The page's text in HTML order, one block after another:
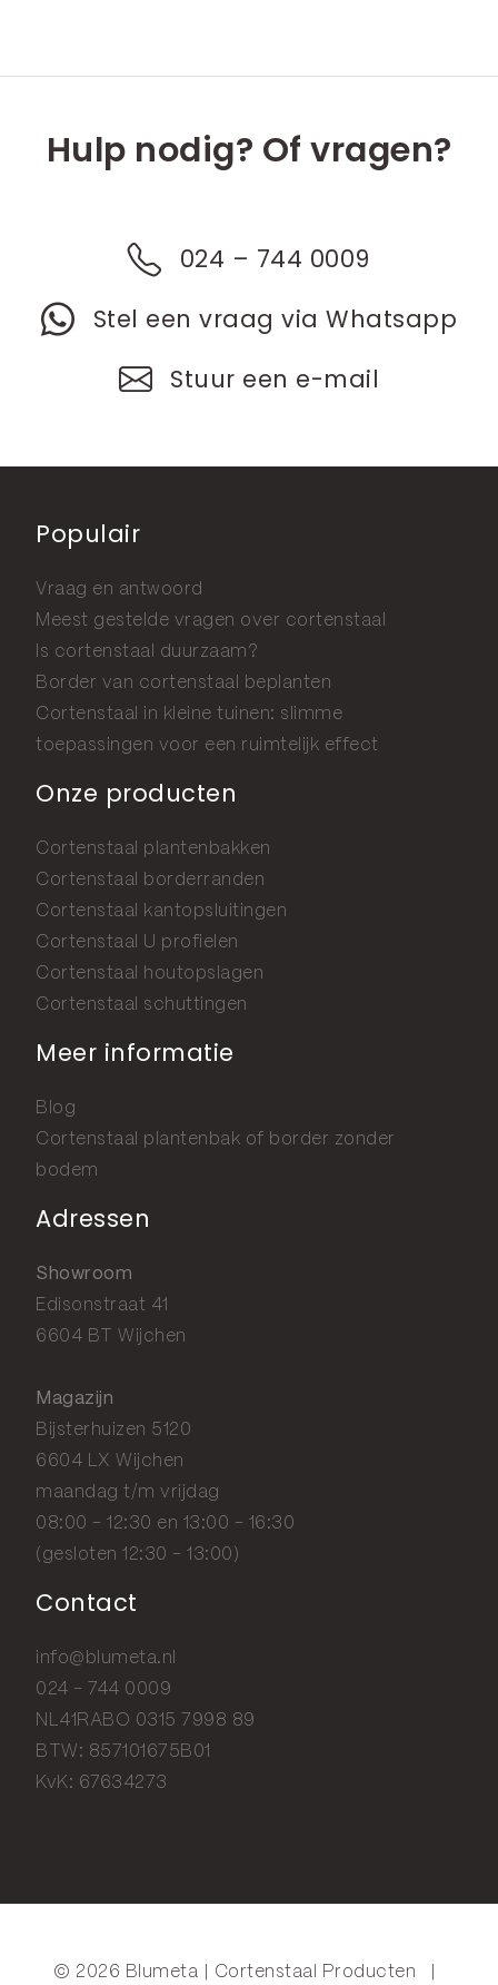
Hulp nodig? Of vragen?
024 – 744 0009
Stel een vraag via Whatsapp
Stuur een e-mail
Populair
Vraag en antwoord
Meest gestelde vragen over cortenstaal
Is cortenstaal duurzaam?
Border van cortenstaal beplanten
Cortenstaal in kleine tuinen: slimme
toepassingen voor een ruimtelijk effect
Onze producten
Cortenstaal plantenbakken
Cortenstaal borderranden
Cortenstaal kantopsluitingen
Cortenstaal U profielen
Cortenstaal houtopslagen
Cortenstaal schuttingen
Meer informatie
Blog
Cortenstaal plantenbak of border zonder
bodem
Adressen
Showroom
Edisonstraat 41
6604 BT Wijchen
Magazijn
Bijsterhuizen 5120
6604 LX Wijchen
maandag t/m vrijdag
08:00 - 12:30 en 13:00 - 16:30
(gesloten 12:30 - 13:00)
Contact
info@blumeta.nl
024 - 744 0009
NL41RABO 0315 7998 89
BTW: 857101675B01
KvK: 67634273
© 2026 Blumeta | Cortenstaal Producten